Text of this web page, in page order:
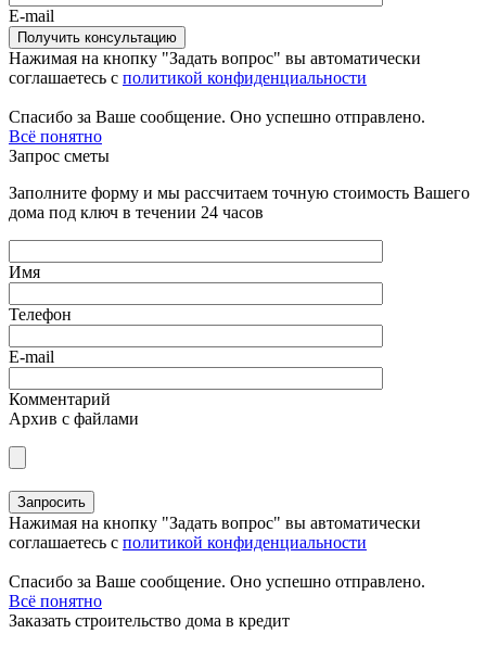
E-mail
Нажимая на кнопку "Задать вопрос" вы автоматически
соглашаетесь с политикой конфиденциальности
Спасибо за Ваше сообщение. Оно успешно отправлено.
Всё понятно
Запрос сметы
Заполните форму и мы рассчитаем точную стоимость Вашего
дома под ключ в течении 24 часов
Имя
Телефон
E-mail
Комментарий
Архив с файлами
Нажимая на кнопку "Задать вопрос" вы автоматически
соглашаетесь с политикой конфиденциальности
Спасибо за Ваше сообщение. Оно успешно отправлено.
Всё понятно
Заказать строительство дома в кредит